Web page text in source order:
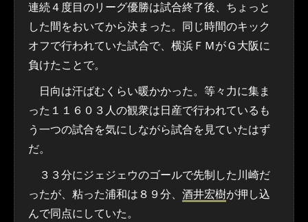
連続４度目のリーグ優勝は試合終了後、ちょっと
した間をおいてから決まった。同じ時間のキック
オフで行われていた試合で、横浜ＦＭがＧ大阪に
負けたことで。
日向は汗ばむくらい暖かかった。等々力に集ま
った１１６０３人の観衆は日産で行われているも
う一つの試合を気にしながら試合を見ていたはず
だ。
３３分にジェジェウのゴールで先制した川崎だ
ったが、粘った浦和は８９分、 酒井宏樹が押し込
んで同点にしていた。